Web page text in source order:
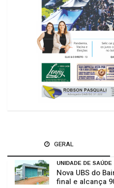
GERAL
UNIDADE DE SAÚDE
Nova UBS do
final e alcança